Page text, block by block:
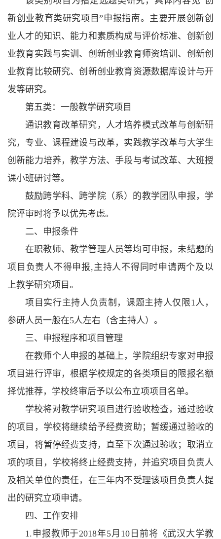
新创业教育类研究项目”申报指南。主要开展创新创
业人才的知识、能力和素质构成与评价标准、创新创
业教育实践与实训、创新创业教育师资培训、创新创
业教育比较研究、创新创业教育资源数据库设计与开
发等研究。
第五类：一般教学研究项目
通识教育改革研究，人才培养模式改革与创新研
究，专业、课程建设与改革，实践教学改革与大学生
创新能力培养，教学方法、手段与考试改革、大班授
课小班研讨等。
鼓励跨学科、跨学院（系）的教学团队申报，学
院评审时将予以优先考虑。
二、申报条件
在职教师、教学管理人员等均可申报，未结题的
项目负责人不得申报,主持人不得同时申请两个及以
上教学研究项目。
项目实行主持人负责制，课题主持人仅限1人，
参研人员一般在5人左右（含主持人）。
三、申报程序和项目管理
在教师个人申报的基础上，学院组织专家对申报
项目进行评审，根据学校规定的各类项目的限报名额
择优推荐，学校终审后予以公布立项项目名单。
学校将对教学研究项目进行验收检查，通过验收
的项目，学校将继续给予经费资助；暂缓通过验收的
项目，将暂停经费支持，直至下次通过验收；取消立
项的项目，学校将终止经费支持，并追究项目负责人
及相关单位的责任，在三年内不受理该项目负责人提
出的研究立项申请。
四、工作安排
1.申报教师于2018年5月10日前将《武汉大学教